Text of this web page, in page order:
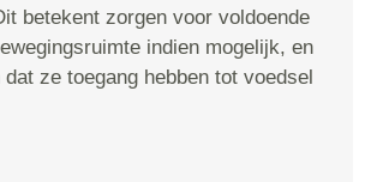
betekent zorgen voor voldoende
indien mogelijk, en
ze toegang hebben tot voedsel